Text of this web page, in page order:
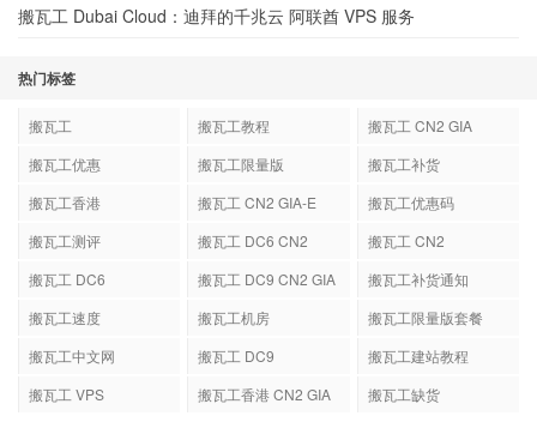
搬瓦工 Dubai Cloud：迪拜的千兆云 阿联酋 VPS 服务
热门标签
搬瓦工 搬瓦工教程
搬瓦工 CN2 GIA
搬瓦工优惠
搬瓦工限量版
搬瓦工补货
搬瓦工香港
搬瓦工 CN2 GIA-E
搬瓦工优惠码
搬瓦工测评
搬瓦工 DC6 CN2
搬瓦工 CN2
搬瓦工 DC6
搬瓦工 DC9 CN2 GIA
搬瓦工补货通知
搬瓦工速度
搬瓦工机房
搬瓦工限量版套餐
搬瓦工中文网
搬瓦工 DC9
搬瓦工建站教程
搬瓦工 VPS
搬瓦工香港 CN2 GIA 搬瓦工缺货